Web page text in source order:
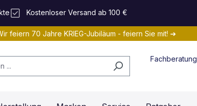
Kostenloser Versand ab 100 €
feiern 70 Jahre KRIEG-Jubiläum - feiern Sie mit! ➔
Fachberatung